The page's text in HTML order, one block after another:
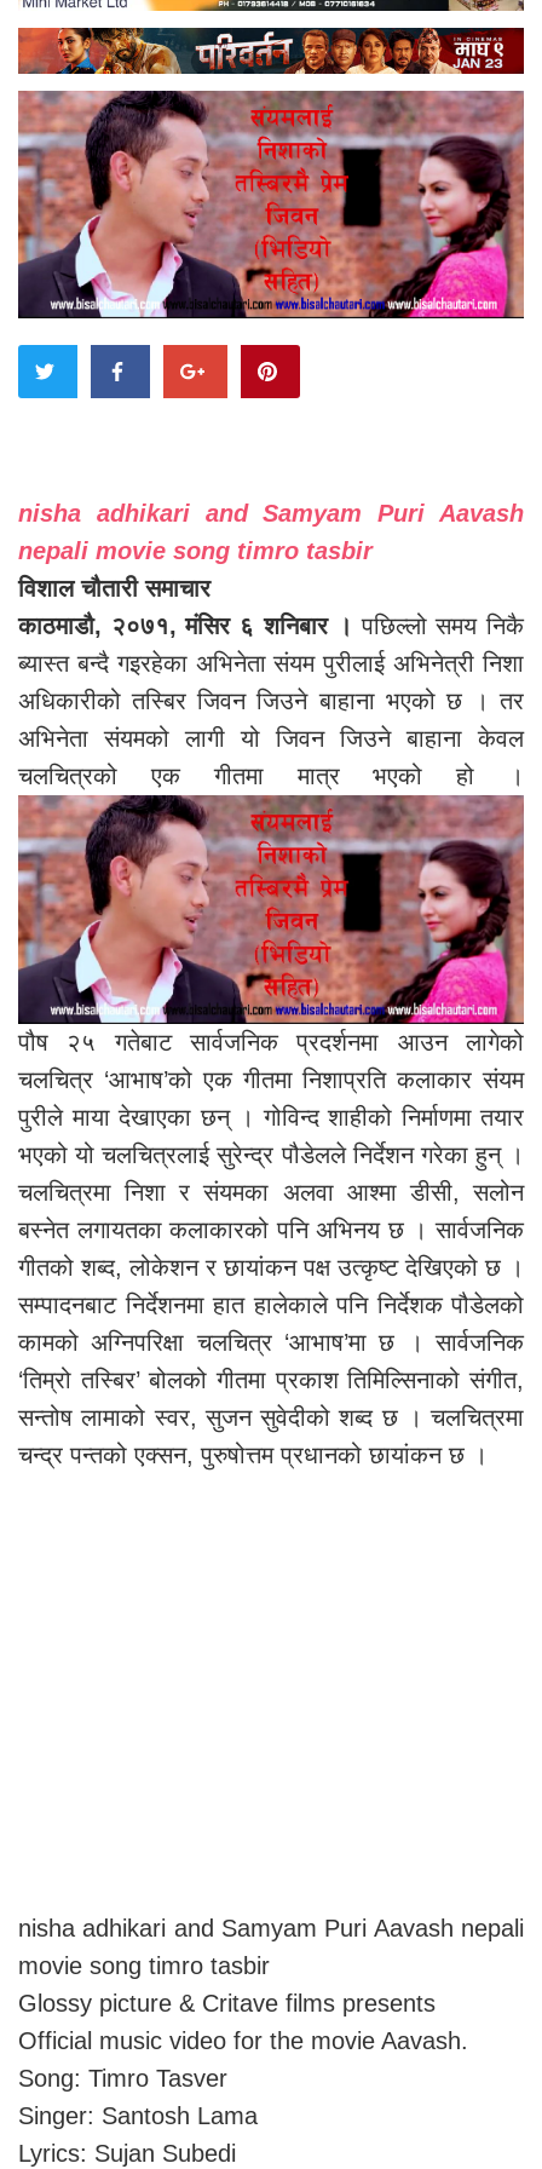
nisha adhikari and Samyam Puri Aavash
nepali movie song timro tasbir
विशाल चौतारी समाचार
काठमाडौ, २०७१, मंसिर ६ शनिबार । पछिल्लो समय निकै
ब्यास्त बन्दै गइरहेका अभिनेता संयम पुरीलाई अभिनेत्री निशा
अधिकारीको तस्बिर जिवन जिउने बाहाना भएको छ । तर
अभिनेता संयमको लागी यो जिवन जिउने बाहाना केवल
चलचित्रको एक गीतमा मात्र भएको हो ।
पौष २५ गतेबाट सार्वजनिक प्रदर्शनमा आउन लागेको
चलचित्र ‘आभाष’को एक गीतमा निशाप्रति कलाकार संयम
पुरीले माया देखाएका छन् । गोविन्द शाहीको निर्माणमा तयार
भएको यो चलचित्रलाई सुरेन्द्र पौडेलले निर्देशन गरेका हुन् ।
चलचित्रमा निशा र संयमका अलवा आश्मा डीसी, सलोन
बस्नेत लगायतका कलाकारको पनि अभिनय छ । सार्वजनिक
गीतको शब्द, लोकेशन र छायांकन पक्ष उत्कृष्ट देखिएको छ ।
सम्पादनबाट निर्देशनमा हात हालेकाले पनि निर्देशक पौडेलको
कामको अग्निपरिक्षा चलचित्र ‘आभाष’मा छ । सार्वजनिक
‘तिम्रो तस्बिर’ बोलको गीतमा प्रकाश तिमिल्सिनाको संगीत,
सन्तोष लामाको स्वर, सुजन सुवेदीको शब्द छ । चलचित्रमा
चन्द्र पन्तको एक्सन, पुरुषोत्तम प्रधानको छायांकन छ ।
nisha adhikari and Samyam Puri Aavash nepali
movie song timro tasbir
Glossy picture & Critave films presents
Official music video for the movie Aavash.
Song: Timro Tasver
Singer: Santosh Lama
Lyrics: Sujan Subedi